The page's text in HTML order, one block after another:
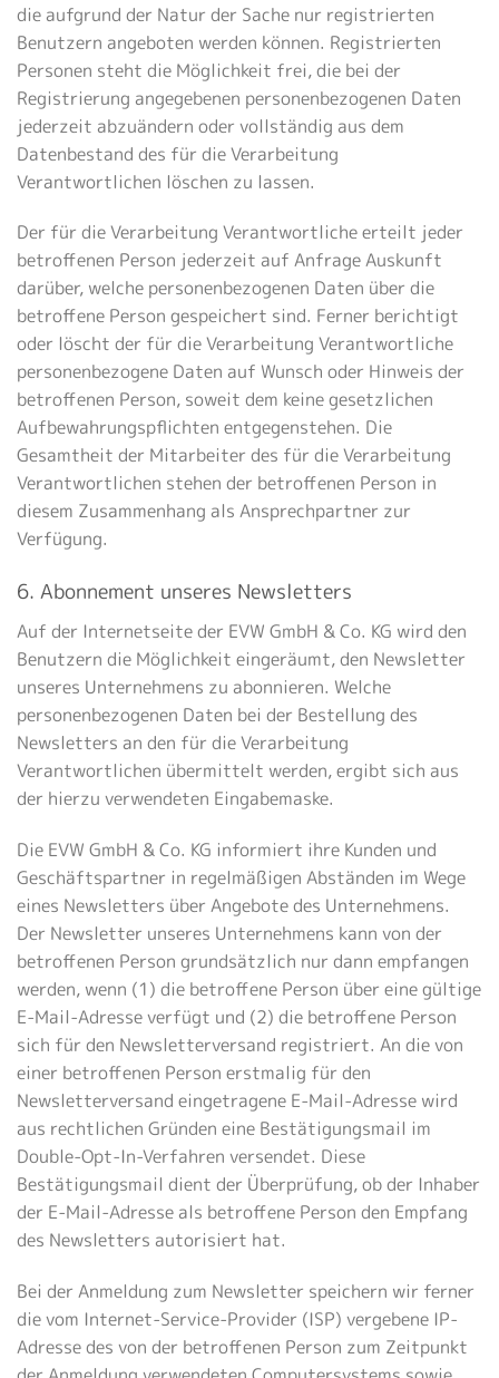
die aufgrund der Natur der Sache nur registrierten
Benutzern angeboten werden können. Registrierten
Personen steht die Möglichkeit frei, die bei der
Registrierung angegebenen personenbezogenen Daten
jederzeit abzuändern oder vollständig aus dem
Datenbestand des für die Verarbeitung
Verantwortlichen löschen zu lassen.
Der für die Verarbeitung Verantwortliche erteilt jeder
betroffenen Person jederzeit auf Anfrage Auskunft
darüber, welche personenbezogenen Daten über die
betroffene Person gespeichert sind. Ferner berichtigt
oder löscht der für die Verarbeitung Verantwortliche
personenbezogene Daten auf Wunsch oder Hinweis der
betroffenen Person, soweit dem keine gesetzlichen
Aufbewahrungspflichten entgegenstehen. Die
Gesamtheit der Mitarbeiter des für die Verarbeitung
Verantwortlichen stehen der betroffenen Person in
diesem Zusammenhang als Ansprechpartner zur
Verfügung.
6. Abonnement unseres Newsletters
Auf der Internetseite der EVW GmbH & Co. KG wird den
Benutzern die Möglichkeit eingeräumt, den Newsletter
unseres Unternehmens zu abonnieren. Welche
personenbezogenen Daten bei der Bestellung des
Newsletters an den für die Verarbeitung
Verantwortlichen übermittelt werden, ergibt sich aus
der hierzu verwendeten Eingabemaske.
Die EVW GmbH & Co. KG informiert ihre Kunden und
Geschäftspartner in regelmäßigen Abständen im Wege
eines Newsletters über Angebote des Unternehmens.
Der Newsletter unseres Unternehmens kann von der
betroffenen Person grundsätzlich nur dann empfangen
werden, wenn (1) die betroffene Person über eine gültige
E-Mail-Adresse verfügt und (2) die betroffene Person
sich für den Newsletterversand registriert. An die von
einer betroffenen Person erstmalig für den
Newsletterversand eingetragene E-Mail-Adresse wird
aus rechtlichen Gründen eine Bestätigungsmail im
Double-Opt-In-Verfahren versendet. Diese
Bestätigungsmail dient der Überprüfung, ob der Inhaber
der E-Mail-Adresse als betroffene Person den Empfang
des Newsletters autorisiert hat.
Bei der Anmeldung zum Newsletter speichern wir ferner
die vom Internet-Service-Provider (ISP) vergebene IP-
Adresse des von der betroffenen Person zum Zeitpunkt